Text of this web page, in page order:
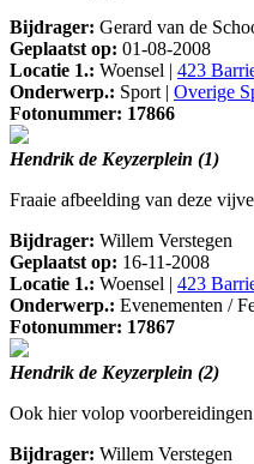
Bijdrager: Gerard van de
Geplaatst op: 01-08-2008
Locatie 1.: Woensel | 423
Onderwerp.: Sport | Overige
Fotonummer: 17866
Hendrik de Keyzerplein (1)
Fraaie afbeelding van deze
Bijdrager: Willem Verstegen
Geplaatst op: 16-11-2008
Locatie 1.: Woensel | 423
Onderwerp.: Evenementen /
Fotonummer: 17867
Hendrik de Keyzerplein (2)
Ook hier volop
Bijdrager: Willem Verstegen